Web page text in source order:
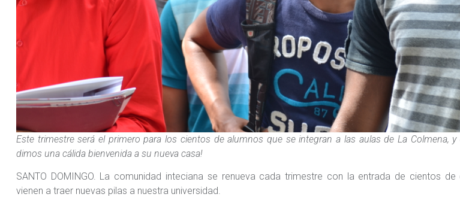
Este trimestre será el primero para los cientos de alumnos que se integran a las aulas de La Colmena,
dimos una cálida bienvenida a su nueva casa!
SANTO DOMINGO. La comunidad inteciana se renueva cada trimestre con la entrada de cientos de
vienen a traer nuevas pilas a nuestra universidad.